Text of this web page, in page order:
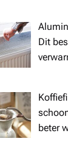
Dit
beter